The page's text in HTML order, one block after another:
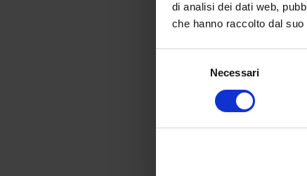
di analisi dei dati web,
che hanno raccolto dal
Necessari